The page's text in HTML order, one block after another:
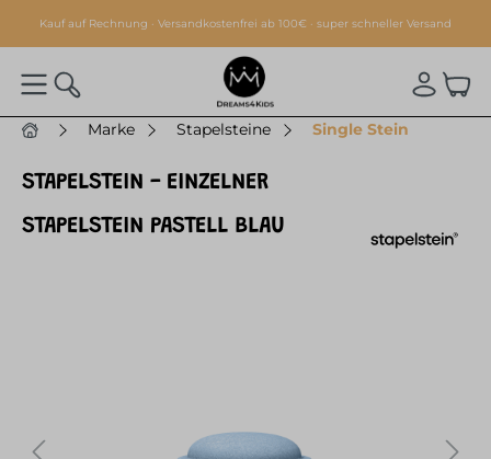
springen
Kauf auf Rechnung · Versandkostenfrei ab 100€ · super schneller Versand
Marke Stapelsteine Single Stein
STAPELSTEIN - EINZELNER
STAPELSTEIN PASTELL BLAU